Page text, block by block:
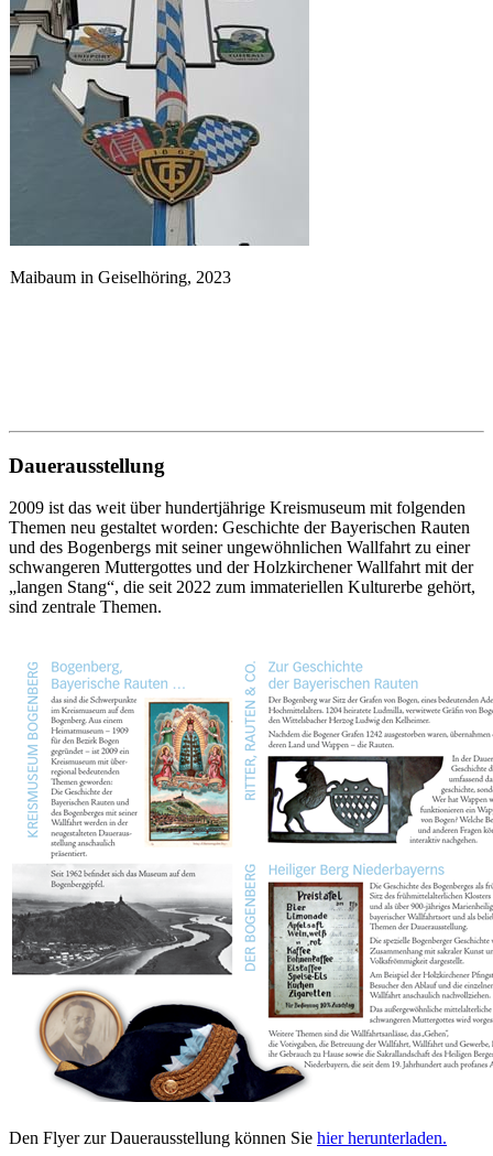
Maibaum in Geiselhöring, 2023
Dauerausstellung
2009 ist das weit über hundertjährige Kreismuseum mit folgenden
Themen neu gestaltet worden: Geschichte der Bayerischen Rauten
und des Bogenbergs mit seiner ungewöhnlichen Wallfahrt zu einer
schwangeren Muttergottes und der Holzkirchener Wallfahrt mit der
„langen Stang“, die seit 2022 zum immateriellen Kulturerbe gehört,
sind zentrale Themen.
Den Flyer zur Dauerausstellung können Sie hier herunterladen.